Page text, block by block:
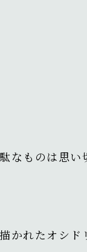
なものは思い
かれたオシド